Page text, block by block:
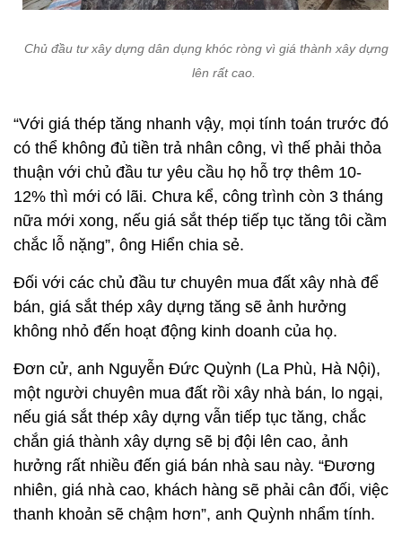
Chủ đầu tư xây dựng dân dụng khóc ròng vì giá thành xây dựng
lên rất cao.
“Với giá thép tăng nhanh vậy, mọi tính toán trước đó
có thể không đủ tiền trả nhân công, vì thế phải thỏa
thuận với chủ đầu tư yêu cầu họ hỗ trợ thêm 10-
12% thì mới có lãi. Chưa kể, công trình còn 3 tháng
nữa mới xong, nếu giá sắt thép tiếp tục tăng tôi cầm
chắc lỗ nặng”, ông Hiển chia sẻ.
Đối với các chủ đầu tư chuyên mua đất xây nhà để
bán, giá sắt thép xây dựng tăng sẽ ảnh hưởng
không nhỏ đến hoạt động kinh doanh của họ.
Đơn cử, anh Nguyễn Đức Quỳnh (La Phù, Hà Nội),
một người chuyên mua đất rồi xây nhà bán, lo ngại,
nếu giá sắt thép xây dựng vẫn tiếp tục tăng, chắc
chắn giá thành xây dựng sẽ bị đội lên cao, ảnh
hưởng rất nhiều đến giá bán nhà sau này. “Đương
nhiên, giá nhà cao, khách hàng sẽ phải cân đối, việc
thanh khoản sẽ chậm hơn”, anh Quỳnh nhẩm tính.